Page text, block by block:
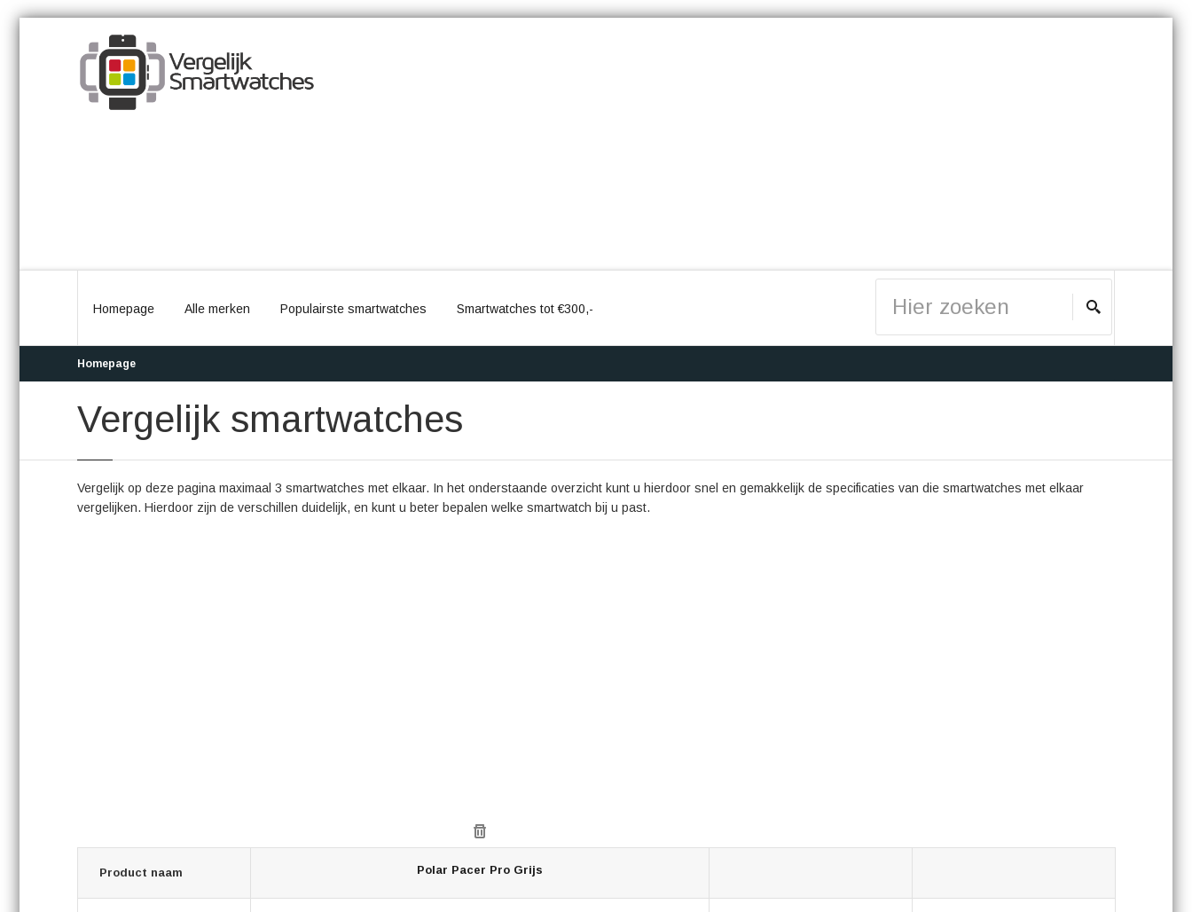
Homepage Alle merken Populairste smartwatches Smartwatches tot €300,-
Homepage
Vergelijk smartwatches
Vergelijk op deze pagina maximaal 3 smartwatches met elkaar. In het onderstaande overzicht kunt u hierdoor snel en gemakkelijk de specificaties van die smartwatches met elkaar
vergelijken. Hierdoor zijn de verschillen duidelijk, en kunt u beter bepalen welke smartwatch bij u past.
Product naam Polar Pacer Pro Grijs